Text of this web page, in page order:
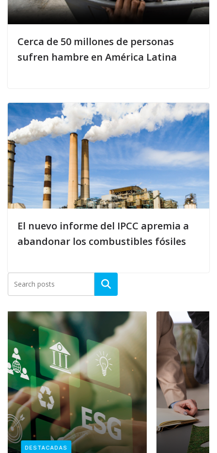
Cerca de 50 millones de personas
sufren hambre en América Latina
El nuevo informe del IPCC apremia a
abandonar los combustibles fósiles
DESTACADAS